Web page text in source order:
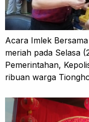
Acara Imlek
meriah pada Selasa
Pemerintahan,
ribuan warga